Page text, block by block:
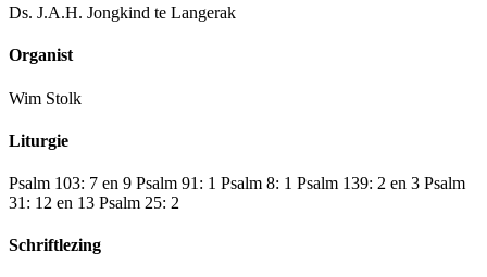
Ds. J.A.H. Jongkind te Langerak
Organist
Wim Stolk
Liturgie
Psalm 103: 7 en 9 Psalm 91: 1 Psalm 8: 1 Psalm 139: 2 en 3 Psalm
31: 12 en 13 Psalm 25: 2
Schriftlezing